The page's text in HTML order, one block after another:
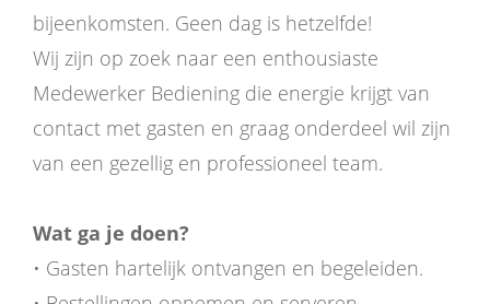
bijeenkomsten. Geen dag is hetzelfde!
Wij zijn op zoek naar een enthousiaste
Medewerker Bediening die energie krijgt van
contact met gasten en graag onderdeel wil zijn
van een gezellig en professioneel team.
Wat ga je doen?
• Gasten hartelijk ontvangen en begeleiden.